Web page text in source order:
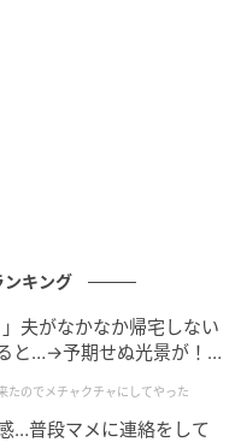
ンキング
夫がなかなか帰宅しない
と…→予期せぬ光景が！
たのでメチャクチャにしてやった
…普段マメに連絡をして